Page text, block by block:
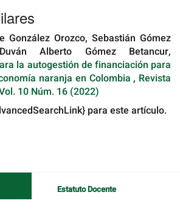
González Orozco, Sebastián Gómez
Alberto Gómez Betancur,
la autogestión de financiación para
naranja en Colombia, Revista
10 Núm. 16 (2022)
para este artículo.
Estatuto Docente